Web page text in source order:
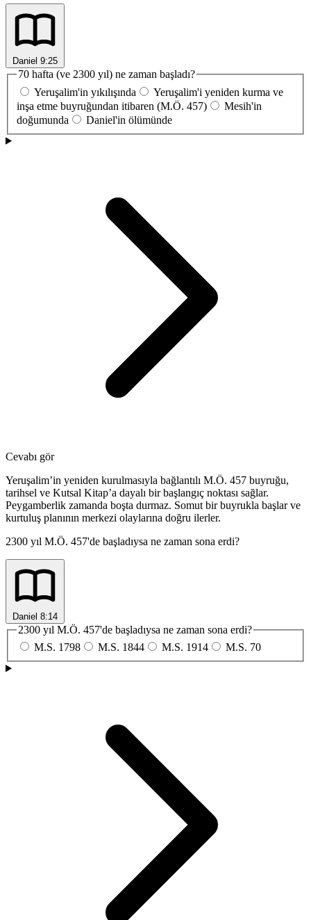
Daniel 9:25
70 hafta (ve 2300 yıl) ne zaman başladı?
Yeruşalim'in yıkılışında
Yeruşalim'i yeniden kurma ve
inşa etme buyruğundan itibaren (M.Ö. 457)
Mesih'in
doğumunda
Daniel'in ölümünde
Cevabı gör
Yeruşalim’in yeniden kurulmasıyla bağlantılı M.Ö. 457 buyruğu,
tarihsel ve Kutsal Kitap’a dayalı bir başlangıç noktası sağlar.
Peygamberlik zamanda boşta durmaz. Somut bir buyrukla başlar ve
kurtuluş planının merkezi olaylarına doğru ilerler.
2300 yıl M.Ö. 457'de başladıysa ne zaman sona erdi?
Daniel 8:14
2300 yıl M.Ö. 457'de başladıysa ne zaman sona erdi?
M.S. 1798
M.S. 1844 M.S. 1914 M.S. 70